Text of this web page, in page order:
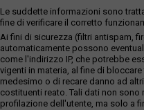
Le suddette informazioni sono
fine di verificare il corretto
Ai fini di sicurezza (filtri antispam,
automaticamente possono
come l'indirizzo IP, che potrebbe
vigenti in materia, al fine di
medesimo o di recare danno ad
costituenti reato. Tali dati non
profilazione dell'utente, ma solo a